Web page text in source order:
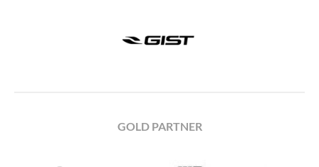
GOLD PARTNER